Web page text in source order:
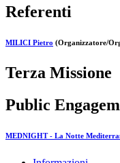
Referenti
MILICI Pietro (Organizzatore/
Terza Missione
Public
MEDNIGHT - La Notte